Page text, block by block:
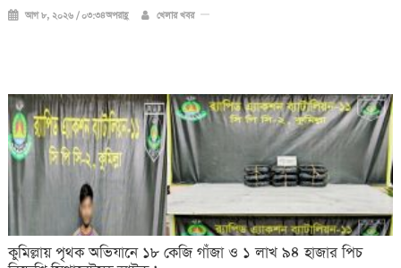
আগ ৮, ২০২৬ / ০৩:৩৪অপরাহ্ণ খেলার খবর
কুমিল্লায় পৃথক অভিযানে ১৮ কেজি গাঁজা ও ১ লাখ ৯৪ হাজার পিচ